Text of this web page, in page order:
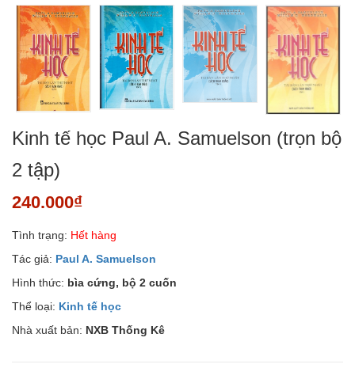
Kinh tế học Paul A. Samuelson (trọn bộ
2 tập)
240.000₫
Tình trạng: Hết hàng
Tác giả: Paul A. Samuelson
Hình thức: bìa cứng, bộ 2 cuốn
Thể loại: Kinh tế học
Nhà xuất bản: NXB Thống Kê